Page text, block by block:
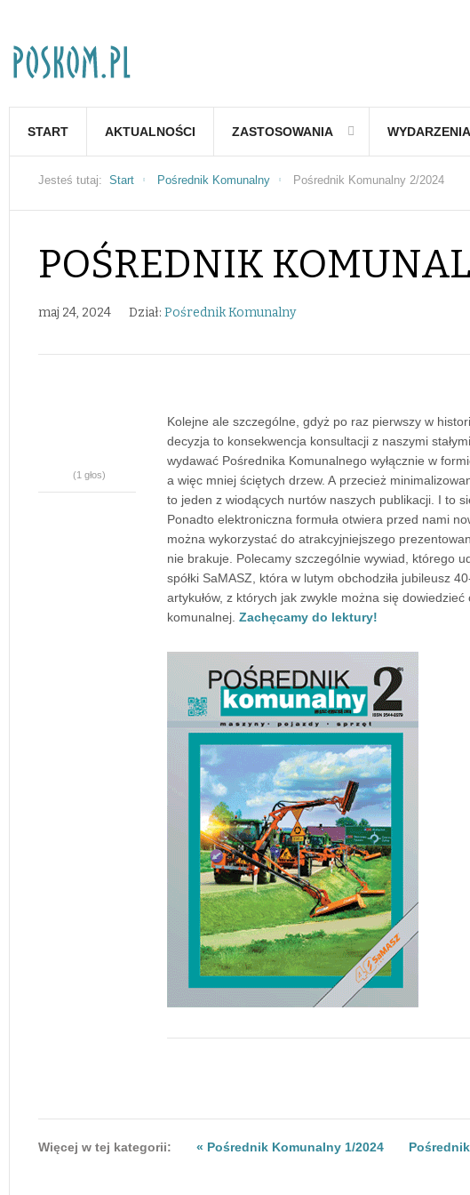
START AKTUALNOŚCI ZASTOSOWANIA WYDARZENIA
Jesteś tutaj: Start Pośrednik Komunalny Pośrednik Komunalny 2/2024
POŚREDNIK
maj 24, 2024 Dział: Pośrednik Komunalny
Kolejne ale szczególne, gdyż po raz pierwszy w
decyzja to konsekwencja konsultacji z naszymi
wydawać Pośrednika Komunalnego wyłącznie w
a więc mniej ściętych drzew. A przecież
to jeden z wiodących nurtów naszych publikacji. I to
Ponadto elektroniczna formuła otwiera przed nami
można wykorzystać do atrakcyjniejszego
nie brakuje. Polecamy szczególnie wywiad, którego
spółki SaMASZ, która w lutym obchodziła jubileusz
artykułów, z których jak zwykle można się
komunalnej. Zachęcamy do lektury!
(1 głos)
Więcej w tej kategorii: « Pośrednik Komunalny 1/2024